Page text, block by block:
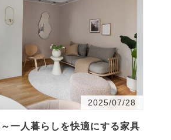
2025/07/28
一人暮らしを快適にする家具